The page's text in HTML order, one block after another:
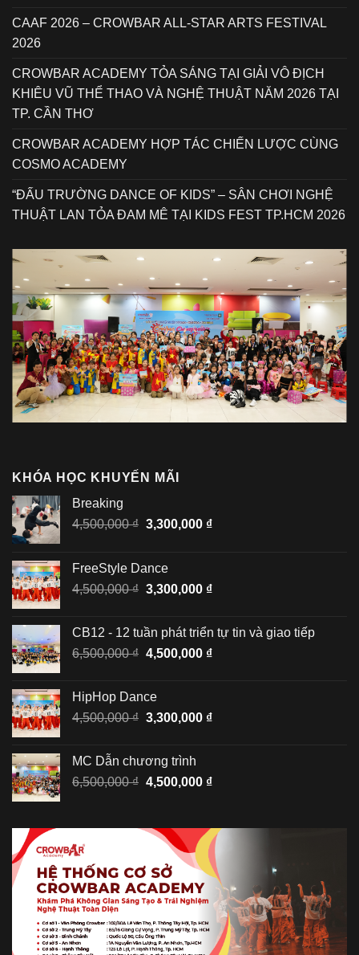
CAAF 2026 – CROWBAR ALL-STAR ARTS FESTIVAL
2026
CROWBAR ACADEMY TỎA SÁNG TẠI GIẢI VÔ ĐỊCH
KHIÊU VŨ THỂ THAO VÀ NGHỆ THUẬT NĂM 2026 TẠI
TP. CẦN THƠ
CROWBAR ACADEMY HỢP TÁC CHIẾN LƯỢC CÙNG
COSMO ACADEMY
“ĐẤU TRƯỜNG DANCE OF KIDS” – SÂN CHƠI NGHỆ
THUẬT LAN TỎA ĐAM MÊ TẠI KIDS FEST TP.HCM 2026
KHÓA HỌC KHUYẾN MÃI
Breaking
4,500,000₫ Giá
4,500,000 ₫.
3,300,000 ₫Giá
3,300,000 ₫.
FreeStyle Dance
4,500,000₫ Giá
4,500,000 ₫.
3,300,000 ₫Giá
là:
3,300,000 ₫.
CB12 - 12 tuần phát triển tự tin và giao tiếp
6,500,000₫ Giá
6,500,000 ₫.
4,500,000 ₫Giá
4,500,000 ₫.
HipHop Dance
4,500,000₫ Giá
4,500,000 ₫.
3,300,000 ₫Giá
3,300,000 ₫.
MC Dẫn chương trình
6,500,000₫ Giá
6,500,000 ₫.
4,500,000 ₫Giá
là:
4,500,000 ₫.